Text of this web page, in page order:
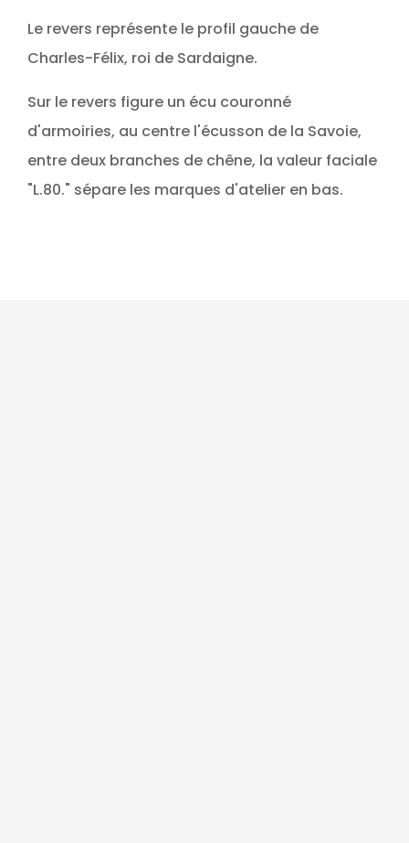
Le revers représente le profil gauche de
Charles-Félix, roi de Sardaigne.
Sur le revers figure un écu couronné
d'armoiries, au centre l'écusson de la Savoie,
entre deux branches de chêne, la valeur faciale
"L.80." sépare les marques d'atelier en bas.